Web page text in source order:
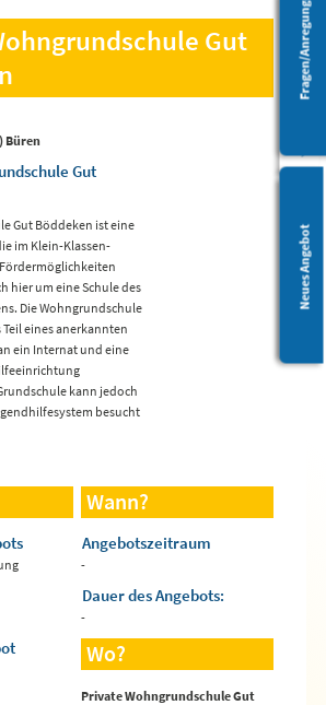
Leichte Sprache
Barrierefreiheit
Neues Angebot
Fragen/Anregungen
Gut
Büren
Gut
Gut Böddeken ist eine
im Klein-Klassen-
hier um eine Schule des
Die Wohngrundschule
eines anerkannten
ein Internat und eine
kann jedoch
besucht
Wann?
Angebotszeitraum
-
Dauer des Angebots:
-
Wo?
Private Wohngrundschule Gut